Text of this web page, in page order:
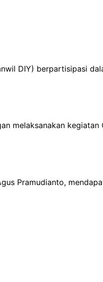
DIY) berpartisipasi
melaksanakan
Pramudianto,